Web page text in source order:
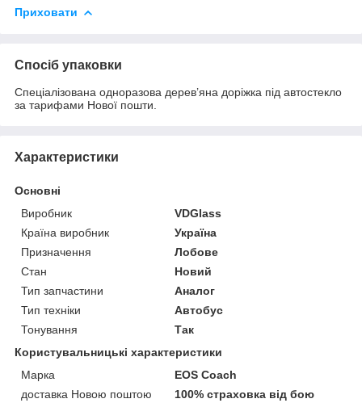
Приховати
Спосіб упаковки
Спеціалізована одноразова дерев’яна доріжка під автостекло
за тарифами Нової пошти.
Характеристики
Основні
Виробник
VDGlass
Країна виробник
Україна
Призначення
Лобове
Стан
Новий
Тип запчастини
Аналог
Тип техніки
Автобус
Тонування
Так
Користувальницькі характеристики
Марка
EOS Coach
доставка Новою поштою
100% страховка від бою